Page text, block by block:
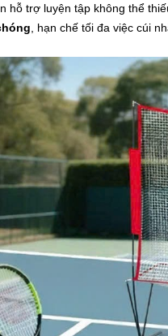
hỗ trợ luyện tập không thể
, hạn chế tối đa việc cúi